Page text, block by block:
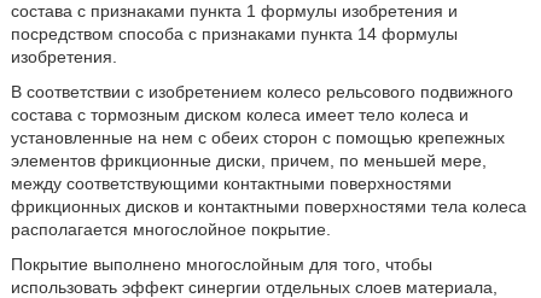
состава с признаками пункта 1 формулы изобретения и
посредством способа с признаками пункта 14 формулы
изобретения.
В соответствии с изобретением колесо рельсового подвижного
состава с тормозным диском колеса имеет тело колеса и
установленные на нем с обеих сторон с помощью крепежных
элементов фрикционные диски, причем, по меньшей мере,
между соответствующими контактными поверхностями
фрикционных дисков и контактными поверхностями тела колеса
располагается многослойное покрытие.
Покрытие выполнено многослойным для того, чтобы
использовать эффект синергии отдельных слоев материала,